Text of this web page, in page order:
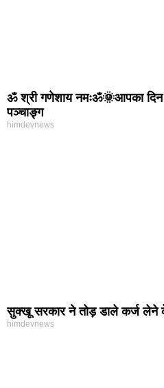
ॐ श्री गणेशाय नमःॐ🌞आपका
पञ्चाङ्ग
himdevnews
सुक्खू सरकार ने तोड़ डाले कर्ज लेने
himdevnews